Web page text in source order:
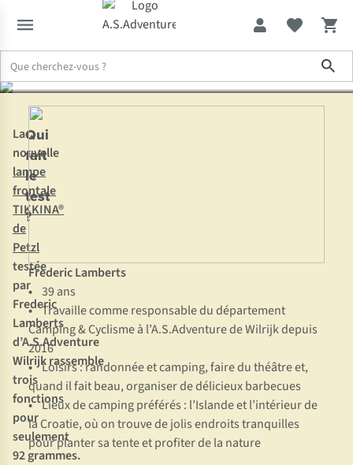
TIKKINA®de Petzl
La
nouvelle
lampe
frontale
TIKKINA®
de
Petzl
testée
par
Frederic
Lamberts
d’A.S.Adventure
Wilrijk rassemble
trois
fonctions
pour
seulement
92 grammes.
Qui
fait
le
test
?
Frederic Lamberts
• 39 ans
•Travaille comme responsable du département
Camping & Cyclisme à l’A.S.Adventure de Wilrijk depuis
2016
•Loisirs : randonnée et camping, faire du théâtre et,
quand il fait beau, organiser de délicieux barbecues
•Lieux de camping préférés : l’Islande et l’intérieur de
la Croatie, où on trouve de jolis endroits tranquilles
pour planter sa tente et profiter de la nature